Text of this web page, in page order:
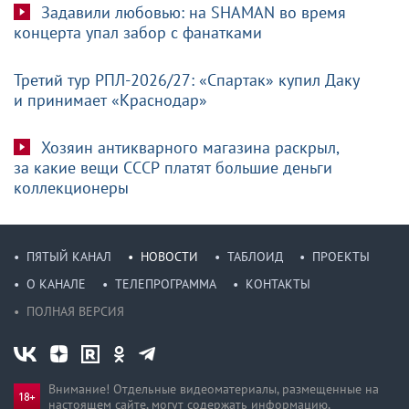
Задавили любовью: на SHAMAN во время
концерта упал забор с фанатками
Третий тур РПЛ-2026/27: «Спартак» купил Даку
и принимает «Краснодар»
Хозяин антикварного магазина раскрыл,
за какие вещи СССР платят большие деньги
коллекционеры
ПЯТЫЙ КАНАЛ НОВОСТИ ТАБЛОИД
ПРОЕКТЫ
О КАНАЛЕ
ТЕЛЕПРОГРАММА
КОНТАКТЫ
ПОЛНАЯ ВЕРСИЯ
Внимание! Отдельные видеоматериалы, размещенные на
настоящем сайте, могут содержать информацию,